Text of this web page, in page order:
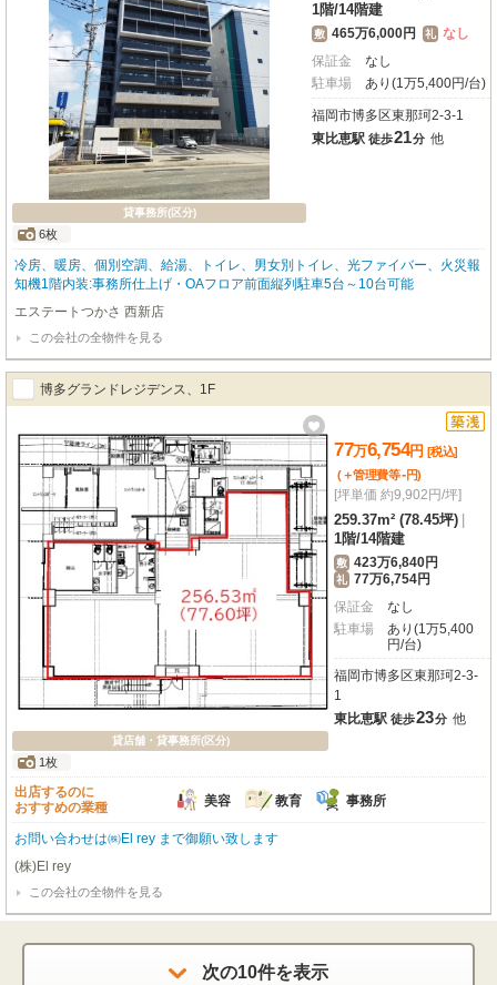
貸事務所(区分)
6枚
1階/14階建
敷 465万6,000円 礼 なし
保証金
なし
駐車場
あり(1万5,400円/台)
福岡市博多区東那珂2-3-1
東比恵駅 徒歩21分 他
冷房、暖房、個別空調、給湯、トイレ、男女別トイレ、光ファイバー、火災報
知機1階内装:事務所仕上げ・OAフロア前面縦列駐車5台～10台可能
エステートつかさ 西新店
この会社の全物件を見る
博多グランドレジデンス、1F
貸店舗・貸事務所(区分)
1枚
77万6,754円 [税込]
(＋管理費等-円)
[坪単価 約9,902円/坪]
259.37m² (78.45坪)
1階/14階建
敷 423万6,840円
礼 77万6,754円
保証金
なし
駐車場
あり(1万5,400
円/台)
福岡市博多区東那珂2-3-
1
東比恵駅 徒歩23分 他
出店するのに
おすすめの業種
美容 教育 事務所
お問い合わせは㈱El rey まで御願い致します
(株)El rey
この会社の全物件を見る
次の10件を表示